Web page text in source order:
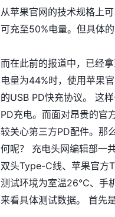
从苹果官网的技术规格上
可充至50%电量。但具体的
而在此前的报道中，已经
电量为44%时，使用苹果
的USB PD快充协议。 这
PD充电。而面对昂贵的官
较关心第三方PD配件。那
何呢？ 充电头网编辑部一
双头Type-C线、苹果官方
测试环境为室温26℃、手
来看具体测试数据。 首先